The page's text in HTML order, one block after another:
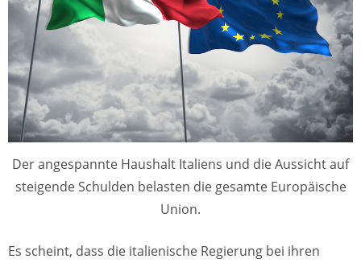
Der angespannte Haushalt Italiens und die Aussicht auf
steigende Schulden belasten die gesamte Europäische
Union.
Es scheint, dass die italienische Regierung bei ihren